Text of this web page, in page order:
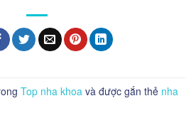
Top nha khoa và được gắn thẻ nha